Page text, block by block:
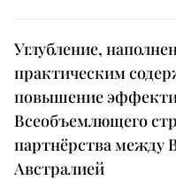
Углубление,
практическим
повышение
Всеобъемлющего
партнёрства между
Австралией